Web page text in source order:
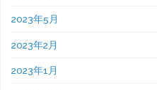
2023年5月
2023年2月
2023年1月